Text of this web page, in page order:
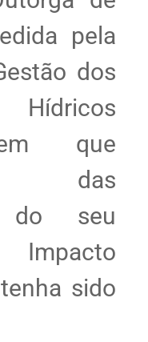
pela
dos
que
das
do seu
sido